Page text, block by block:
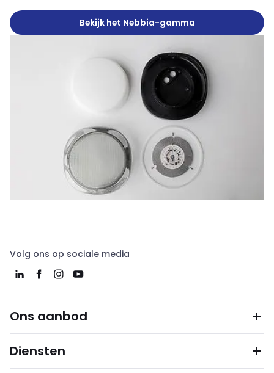
Bekijk het Nebbia-gamma
Volg ons op sociale media
Ons aanbod
Diensten